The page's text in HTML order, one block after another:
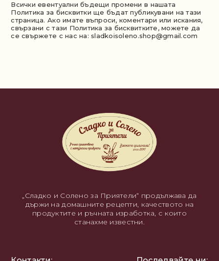
Станете наш партньор!
Всички евентуални бъдещи промени в нашата
Политика за бисквитки ще бъдат публикувани на тази
страница. Ако имате въпроси, коментари или искания,
свързани с тази Политика за бисквитките, можете да
се свържете с нас на: sladkoisoleno.shop@gmail.com
„Сладко и Солено за Приятели“ продължава да
държи на домашните рецепти, качеството на
продуктите и ръчната изработка, с които
станахме известни.